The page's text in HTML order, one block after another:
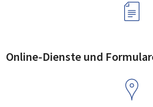
Online-Dienste und